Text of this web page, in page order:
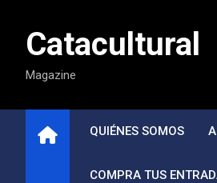
contenidoCatacultural
Magazine
QUIÉNES SOMOS
COMPRA TUS